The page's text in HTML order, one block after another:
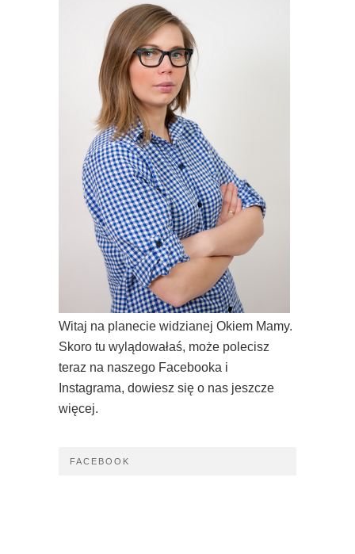
Witaj na planecie widzianej Okiem Mamy.
Skoro tu wylądowałaś, może polecisz
teraz na naszego Facebooka i
Instagrama, dowiesz się o nas jeszcze
więcej.
FACEBOOK